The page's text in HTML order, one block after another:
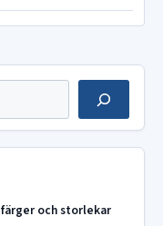
och storlekar